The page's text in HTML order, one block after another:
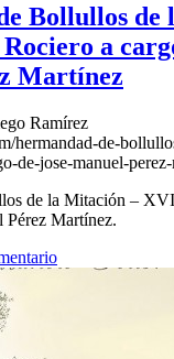
Bollullos de
a
Martínez
Ramírez
hermandad-de-
de-jose-manuel-
de la Mitación –
Pérez Martínez.